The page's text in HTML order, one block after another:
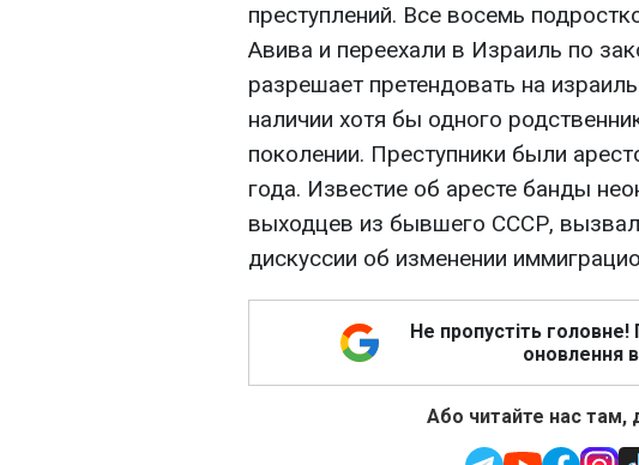
преступлений. Все восемь
Авива и переехали в Израиль по
разрешает претендовать на
наличии хотя бы одного
поколении. Преступники были
года. Известие об аресте банды
выходцев из бывшего СССР,
дискуссии об изменении
Не пропустіть головне!
оновлення
Або читайте нас там,